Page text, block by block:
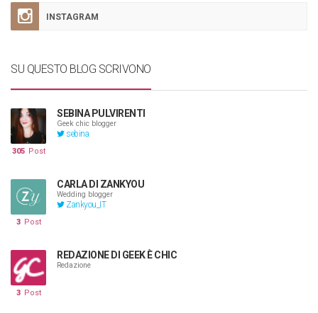
INSTAGRAM
SU QUESTO BLOG SCRIVONO
SEBINA PULVIRENTI
Geek chic blogger
sebina
305 Post
CARLA DI ZANKYOU
Wedding blogger
Zankyou_IT
3 Post
REDAZIONE DI GEEK È CHIC
Redazione
3 Post